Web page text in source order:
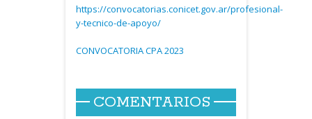
https://convocatorias.conicet.gov.ar/profesional-
y-tecnico-de-apoyo/
CONVOCATORIA CPA 2023
COMENTARIOS